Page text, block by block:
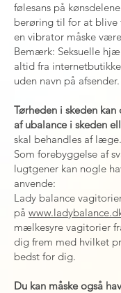
følesans på
berøring til for at blive
en vibrator måske
Bemærk: Seksuelle
altid fra
uden navn på afsender.
Tørheden i skeden
af ubalance i skeden
skal behandles af læge.
Som forebyggelse af
lugtgener kan nogle
anvende:
Lady balance
på
mælkesyre vagitorier
dig frem med hvilket
bedst for dig.
Du kan måske også